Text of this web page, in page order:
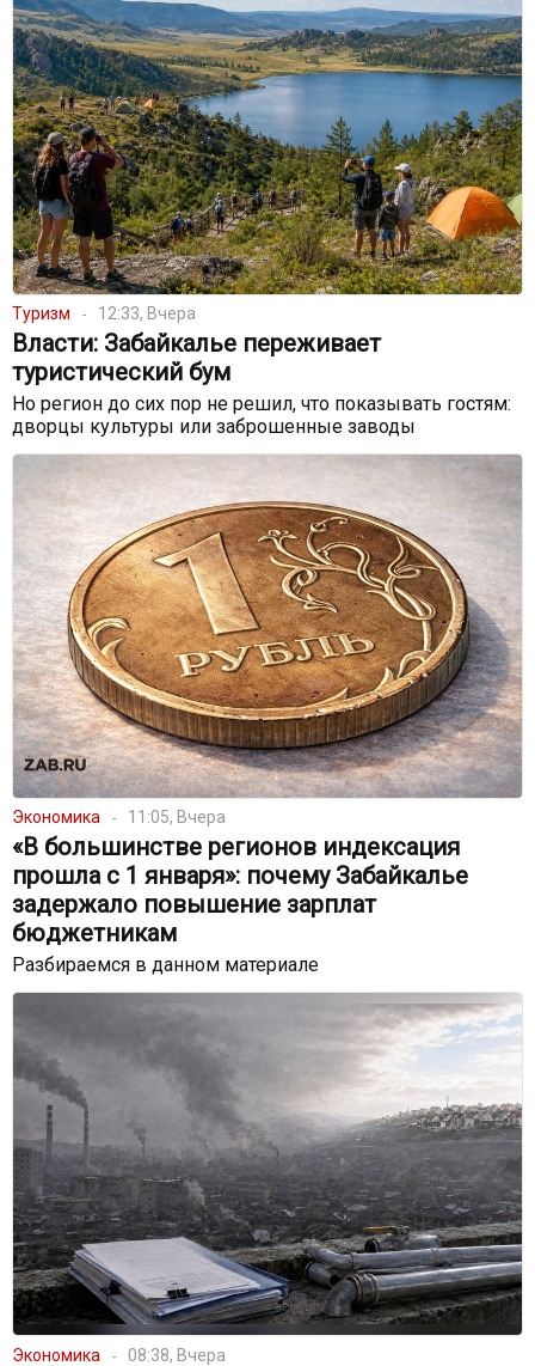
Туризм 12:33, Вчера
Власти: Забайкалье переживает
туристический бум
Но регион до сих пор не решил, что показывать гостям:
дворцы культуры или заброшенные заводы
Экономика 11:05, Вчера
«В большинстве регионов индексация
прошла с 1 января»: почему Забайкалье
задержало повышение зарплат
бюджетникам
Разбираемся в данном материале
Экономика 08:38, Вчера